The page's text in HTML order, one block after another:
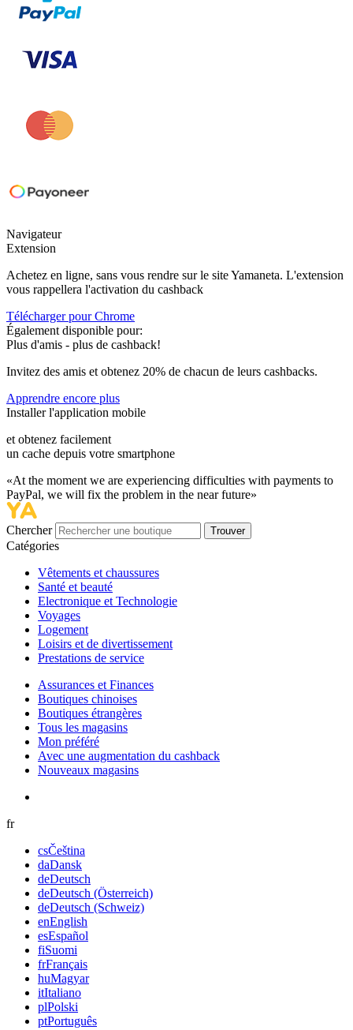
Navigateur
Extension
Achetez en ligne, sans vous rendre sur le site Yamaneta. L'extension
vous rappellera l'activation du cashback
Télécharger pourChrome
Également disponible pour:
Plus d'amis - plus de cashback!
Invitez des amis et obtenez 20% de chacun de leurs cashbacks.
Apprendre encore plus
Installer l'application mobile
et obtenez facilement
un cache depuis votre smartphone
«At the moment we are experiencing difficulties with payments to
PayPal, we will fix the problem in the near future»
Chercher Trouver
Catégories
Vêtements et chaussures
Santé et beauté
Electronique et Technologie
Voyages
Logement
Loisirs et de divertissement
Prestations de service
Assurances et Finances
Boutiques chinoises
Boutiques étrangères
Tous les magasins
Mon préféré
Avec une augmentation du cashback
Nouveaux magasins
fr
csČeština
daDansk
deDeutsch
deDeutsch (Österreich)
deDeutsch (Schweiz)
enEnglish
esEspañol
fiSuomi
frFrançais
huMagyar
itItaliano
plPolski
ptPortuguês